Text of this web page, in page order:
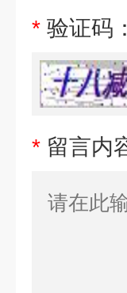
* 验证码：
* 留言内